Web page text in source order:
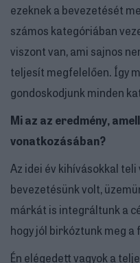
ezeknek a bevezetését
számos kategóriában
viszont van, ami sajnos
teljesít megfelelően. Így
gondoskodjunk minden
Mi az az eredmény,
vonatkozásában?
Az idei év kihívásokkal
bevezetésünk volt,
márkát is integráltunk a
hogy jól birkóztunk meg a
Én elégedett vagyok a